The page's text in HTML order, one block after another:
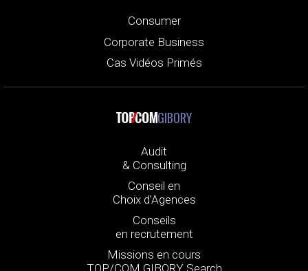
Consumer
Corporate Business
Cas Vidéos Primés
GIBORY
Audit
& Consulting
Conseil en
Choix d’Agences
Conseils
en recrutement
Missions en cours